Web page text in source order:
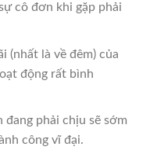
cô đơn khi gặp phải
(nhất là về đêm) của
động rất bình
phải chịu sẽ sớm
công vĩ đại.